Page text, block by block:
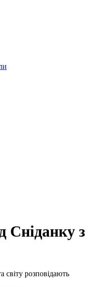
Сніданку з
світу розповідають